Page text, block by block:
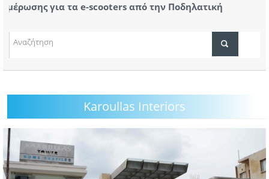
ΤΟΠΙΚΑ ΝΕΑ
ΘΕΣΕΙΣ ΕΡΓΑΣΙΑΣ
για τα e-scooters από την Ποδηλατική
Karoullas Interiors